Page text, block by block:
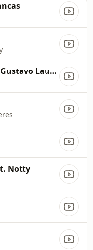
Lito Y Polaco feat Gustavo Laureano
Notty